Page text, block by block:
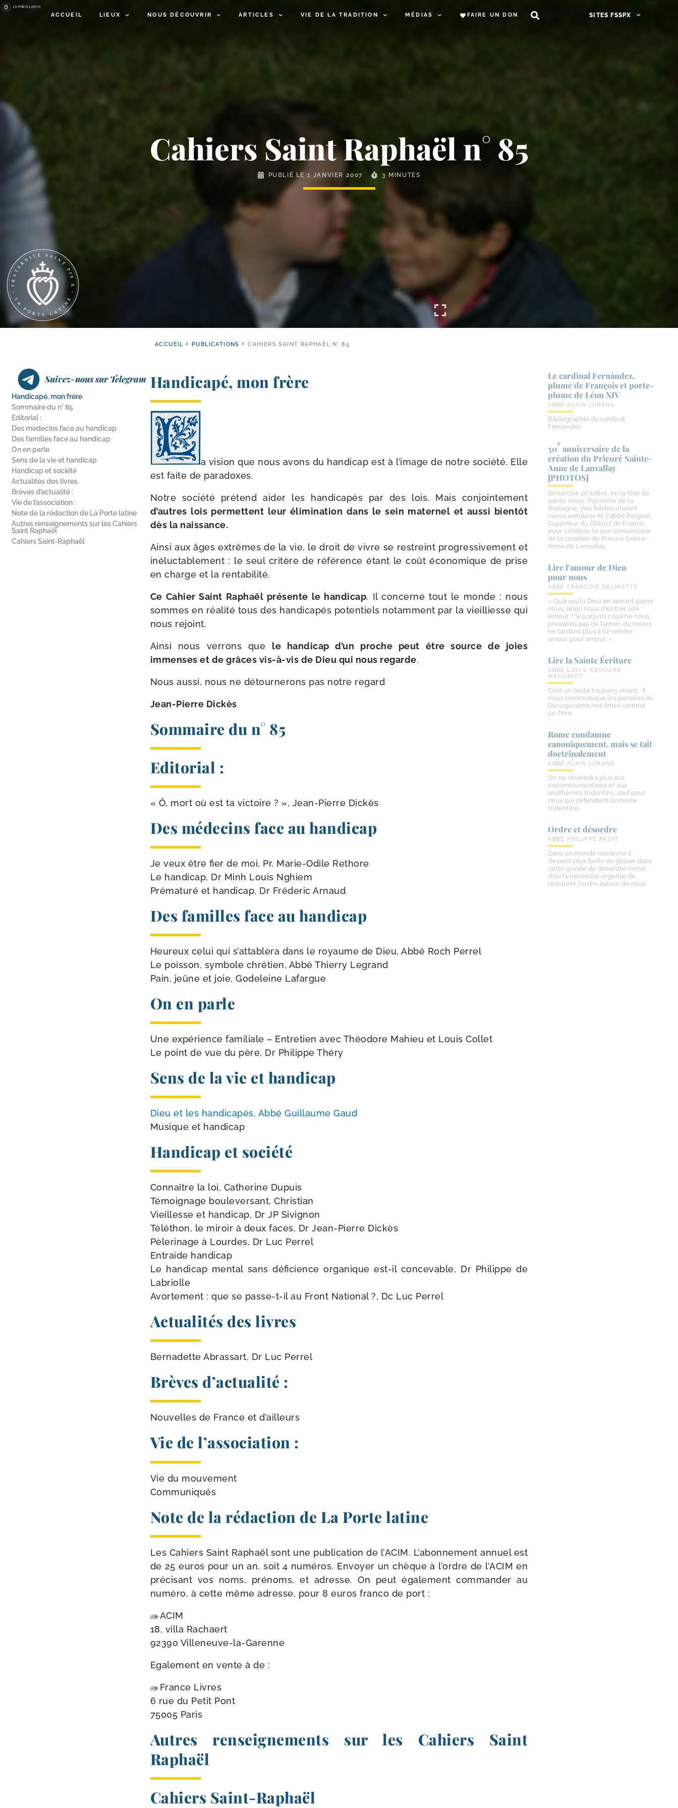
ACCUEIL LIEUX NOUS DÉCOUVRIR ARTICLES VIE DE LA TRADITION MÉDIAS FAIRE UN DON SITES FSSPX
Cahiers Saint Raphaël n° 85
PUBLIÉ LE 1 JANVIER 2007 3 MINUTES
ACCUEIL PUBLICATIONS CAHIERS SAINT RAPHAËL N° 85
Suivez-nous sur Telegram
Handicapé, mon frère
Sommaire du n° 85
Editorial :
Des médecins face au handicap
Des familles face au handicap
On en parle
Sens de la vie et handicap
Handicap et société
Actualités des livres
Brèves d’actualité :
Vie de l’association :
Note de la rédaction de La Porte latine
Autres renseignements sur les Cahiers
Saint Raphaël
Cahiers Saint-​Raphaël
Handicapé, mon frère
a vision que nous avons du han­di­cap est à l’i­mage de notre socié­té. Elle
est faite de paradoxes.
Notre socié­té pré­tend aider les han­di­ca­pés par des lois. Mais conjoin­te­ment
d’autres lois per­mettent leur éli­mi­na­tion dans le sein mater­nel et aus­si bien­tôt
dès la naissance.
Ainsi aux âges extrêmes de la vie, le droit de vivre se res­treint pro­gres­si­ve­ment et
iné­luc­ta­ble­ment : le seul cri­tère de réfé­rence étant le coût éco­no­mique de prise
en charge et la rentabilité.
Ce Cahier Saint Raphaël pré­sente le han­di­cap. Il concerne tout le monde : nous
sommes en réa­li­té tous des han­di­ca­pés poten­tiels notam­ment par la vieilliesse qui
nous rejoint.
Ainsi nous ver­rons que le han­di­cap d’un proche peut être source de joies
immenses et de grâces vis-​à-​vis de Dieu qui nous regarde.
Nous aus­si, nous ne détour­ne­rons pas notre regard
Jean-​Pierre Dickès
Sommaire du n° 85
Editorial :
« Ô, mort où est ta vic­toire ? », Jean-​Pierre Dickès
Des médecins face au handicap
Je veux être fier de moi, Pr. Marie-​Odile Rethore
Le han­di­cap, Dr Minh Louis Nghiem
Prématuré et han­di­cap, Dr Fréderic Arnaud
Des familles face au handicap
Heureux celui qui s’at­ta­ble­ra dans le royaume de Dieu, Abbé Roch Perrel
Le pois­son, sym­bole chré­tien, Abbé Thierry Legrand
Pain, jeûne et joie, Godeleine Lafargue
On en parle
Une expé­rience fami­liale – Entretien avec Théodore Mahieu et Louis Collet
Le point de vue du père, Dr Philippe Théry
Sens de la vie et handicap
Dieu et les han­di­ca­pés, Abbé Guillaume Gaud
Musique et handicap
Handicap et société
Connaître la loi, Catherine Dupuis
Témoignage bou­le­ver­sant, Christian
Vieillesse et han­di­cap, Dr JP Sivignon
Téléthon, le miroir à deux faces, Dr Jean-​Pierre Dickès
Pèlerinage à Lourdes, Dr Luc Perrel
Entraide handicap
Le han­di­cap men­tal sans défi­cience orga­nique est-​il conce­vable, Dr Philippe de
Labriolle
Avortement : que se passe-​t-​il au Front National ?, Dc Luc Perrel
Actualités des livres
Bernadette Abrassart, Dr Luc Perrel
Brèves d’actualité :
Nouvelles de France et d’ailleurs
Vie de l’association :
Vie du mouvement
Communiqués
Note de la rédaction de La Porte latine
Les Cahiers Saint Raphaël sont une publi­ca­tion de l’ACIM. L’abonnement annuel est
de 25 euros pour un an, soit 4 numé­ros. Envoyer un chèque à l’ordre de l’ACIM en
pré­ci­sant vos noms, pré­noms, et adresse. On peut éga­le­ment com­man­der au
numé­ro, à cette même adresse, pour 8 euros fran­co de port :
ACIM
18, vil­la Rachaert
92390 Villeneuve-la-Garenne
Egalement en vente à de :
France Livres
6 rue du Petit Pont
75005 Paris
Autres renseignements sur les Cahiers Saint
Raphaël
Cahiers Saint-​Raphaël
Le cardinal Fernández,
plume de François et porte-​
plume de Léon XIV
ABBÉ ALAIN LORANS
Bibliographie du cardinal
Fernandez
50
e
anniversaire de la
création du Prieuré Sainte-​
Anne de Lanvallay
[PHOTOS]
Dimanche 26 juillet, en la fête de
sainte Anne, Patronne de la
Bretagne, 700 fidèles étaient
venus entourer M. l'abbé Peignot,
Supérieur du District de France,
pour célébrer le 50e anniversaire
de la création du Prieuré Sainte-
Anne de Lanvallay
Lire l’amour de Dieu
pour nous
ABBÉ FRANÇOIS DELMOTTE
« Qu’a voulu Dieu en venant parmi
nous, sinon nous montrer son
Amour ? Si jusqu’ici nous ne nous
pressions pas de l’aimer, du moins
ne tardons plus à lui rendre
amour pour amour. »
Lire la Sainte Écriture
ABBÉ LOUIS-EDOUARD
MEUGNIOT
C’est un texte toujours vivant ; il
nous communique les pensées du
Dieu qui aime nos âmes comme
un Père.
Rome condamne
canoniquement, mais se tait
doctrinalement
ABBÉ ALAIN LORANS
On ne reviendra plus aux
excommunications et aux
anathèmes tridentins, sauf pour
ceux qui défendent la messe
tridentine.
Ordre et désordre
ABBÉ PHILIPPE PAZAT
Dans un monde moderne il
devient plus facile de glisser dans
cette spirale de désordre moral,
d’où la nécessité urgente de
restaurer l’ordre autour de nous.